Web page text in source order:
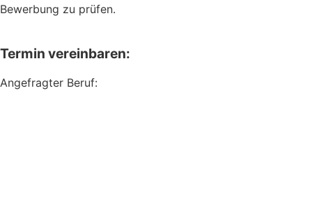
Bewerbung zu prüfen.
Termin vereinbaren:
Angefragter Beruf: